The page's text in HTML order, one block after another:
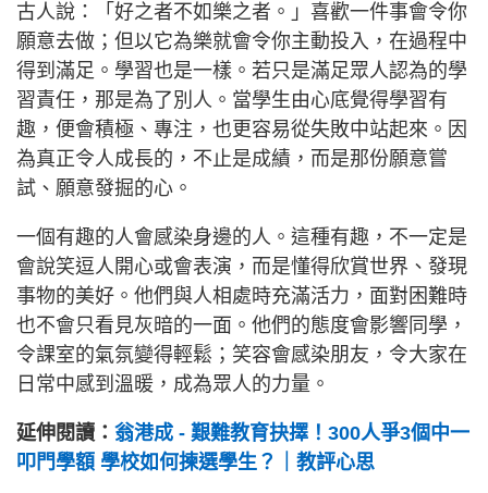
古人說：「好之者不如樂之者。」喜歡一件事會令你
願意去做；但以它為樂就會令你主動投入，在過程中
得到滿足。學習也是一樣。若只是滿足眾人認為的學
習責任，那是為了別人。當學生由心底覺得學習有
趣，便會積極、專注，也更容易從失敗中站起來。因
為真正令人成長的，不止是成績，而是那份願意嘗
試、願意發掘的心。
一個有趣的人會感染身邊的人。這種有趣，不一定是
會說笑逗人開心或會表演，而是懂得欣賞世界、發現
事物的美好。他們與人相處時充滿活力，面對困難時
也不會只看見灰暗的一面。他們的態度會影響同學，
令課室的氣氛變得輕鬆；笑容會感染朋友，令大家在
日常中感到溫暖，成為眾人的力量。
延伸閱讀： 翁港成 - 艱難教育抉擇！300人爭3個中一
叩門學額 學校如何揀選學生？｜教評心思